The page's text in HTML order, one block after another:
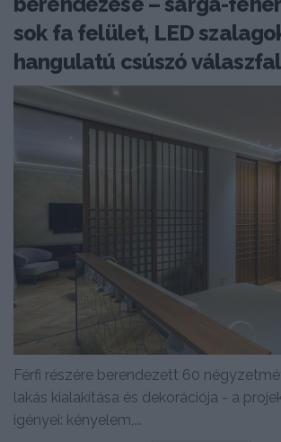
sok fa felület, LED
hangulatú csúszó válaszfal
Férfi részére berendezett 60
lakás kialakítása és dekorációja - a
igényei: kényelem,...